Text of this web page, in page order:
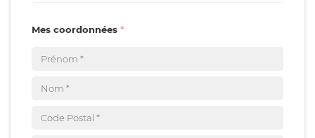
Mes coordonnées